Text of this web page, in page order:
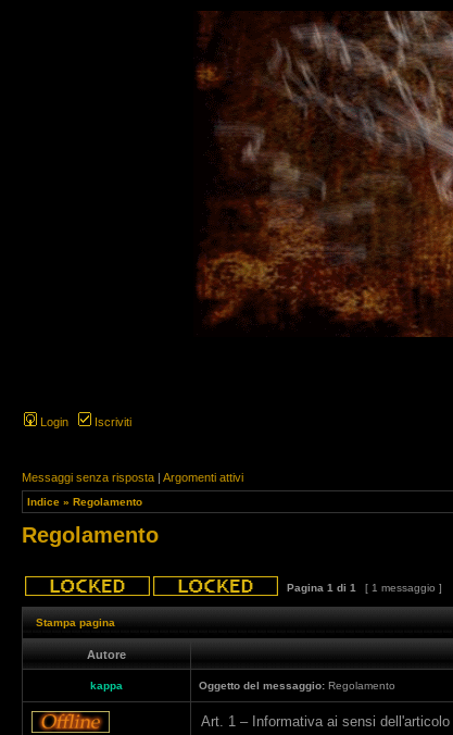
Login Iscriviti
Messaggi senza risposta | Argomenti attivi
Indice » Regolamento
Regolamento
Pagina 1 di 1 [ 1 messaggio ]
Stampa pagina
Autore
kappa Oggetto del messaggio: Regolamento
Art. 1 – Informativa ai sensi